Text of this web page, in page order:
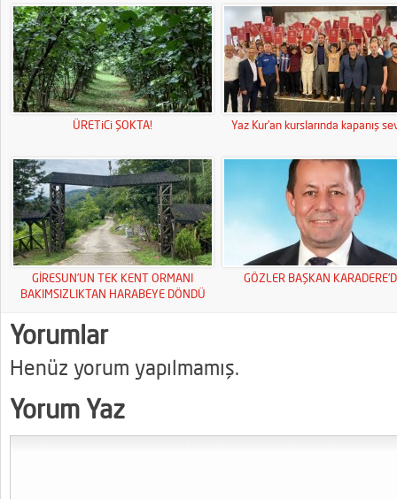
ÜRETiCi ŞOKTA! Yaz Kur’an kurslarında kapanış
GİRESUN’UN TEK KENT ORMANI
BAKIMSIZLIKTAN HARABEYE DÖNDÜ
GÖZLER BAŞKAN
Yorumlar
Henüz yorum yapılmamış.
Yorum Yaz